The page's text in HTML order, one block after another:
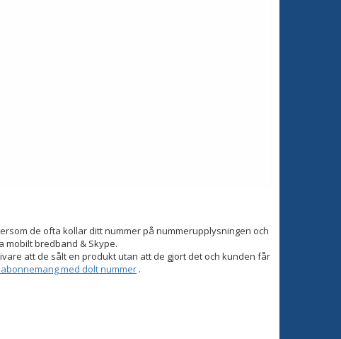
de ofta kollar ditt nummer på nummerupplysningen och
mobilt bredband & Skype.
att de sålt en produkt utan att de gjort det och kunden får
med dolt nummer .